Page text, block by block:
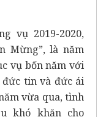
vụ 2019-2020,
Mừng”, là năm
vụ bốn năm với
tin và đức ái
vừa qua, tình
khó khăn cho